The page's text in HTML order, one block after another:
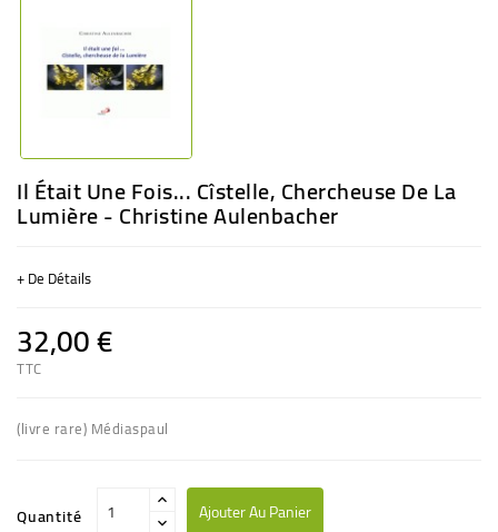
Il Était Une Fois... Cîstelle, Chercheuse De La
Lumière - Christine Aulenbacher
+ De Détails
32,00 €
TTC
(livre rare) Médiaspaul
Quantité Ajouter Au Panier